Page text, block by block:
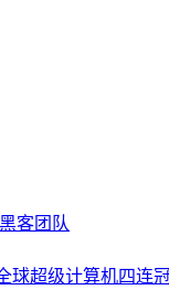
客团队
球超级计算机四连